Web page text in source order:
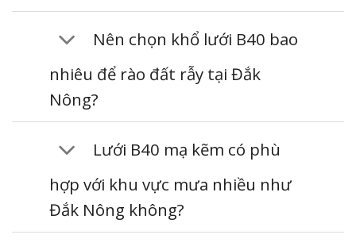
Nên chọn khổ lưới B40 bao
nhiêu để rào đất rẫy tại Đắk
Nông?
Lưới B40 mạ kẽm có phù
hợp với khu vực mưa nhiều như
Đắk Nông không?